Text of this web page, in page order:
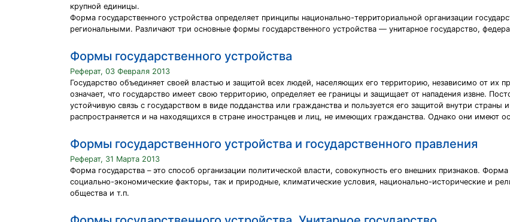
крупной единицы.
Форма государственного устройства определяет принципы национально-территориальной организации
региональными. Различают три основные формы государственного устройства — унитарное государство,
Формы государственного устройства
Реферат, 03 Февраля 2013
Государство объединяет своей властью и защитой всех людей, населяющих его территорию, независимо от их
означает, что государство имеет свою территорию, определяет ее границы и защищает от нападения извне.
устойчивую связь с государством в виде подданства или гражданства и пользуется его защитой внутри страны
распространяется и на находящихся в стране иностранцев и лиц, не имеющих гражданства. Однако они имеют
Формы государственного устройства и государственного правления
Реферат, 31 Марта 2013
Форма государства – это способ организации политической власти, совокупность его внешних признаков.
социально-экономические факторы, так и природные, климатические условия, национально-исторические и
общества и т.п.